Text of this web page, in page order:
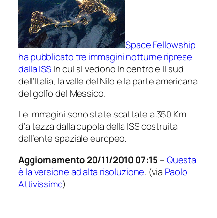
Space Fellowship
ha pubblicato tre immagini notturne riprese
dalla ISSin cui si vedono in centro e il sud
dell’Italia, la valle del Nilo e la parte americana
del golfo del Messico.
Le immagini sono state scattate a 350 Km
d’altezza dalla cupola della ISS costruita
dall’ente spaziale europeo.
Aggiornamento 20/11/2010 07:15 –Questa
è la versione ad alta risoluzione. (via Paolo
Attivissimo)